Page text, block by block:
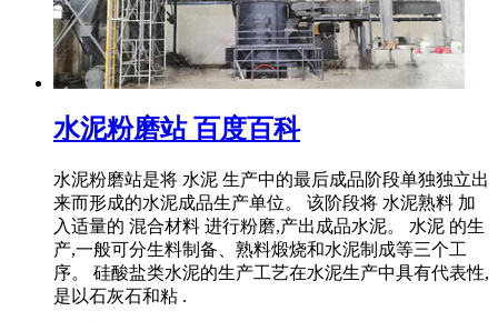
水泥粉磨站 百度百科
水泥粉磨站是将 水泥 生产中的最后成品阶段单独独立出
来而形成的水泥成品生产单位。 该阶段将 水泥熟料 加
入适量的 混合材料 进行粉磨,产出成品水泥。 水泥 的生
产,一般可分生料制备、熟料煅烧和水泥制成等三个工
序。 硅酸盐类水泥的生产工艺在水泥生产中具有代表性,
是以石灰石和粘 .